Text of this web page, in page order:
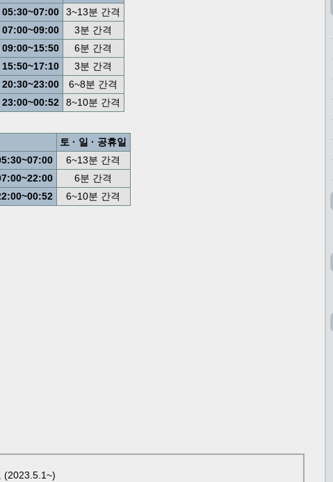
05:30~07:00
3~13분 간격
07:00~09:00
3분 간격
09:00~15:50
6분 간격
15:50~17:10
3분 간격
20:30~23:00
6~8분 간격
23:00~00:52
8~10분 간격
토 · 일 · 공휴일
6~13분 간격
6분 간격
6~10분 간격
(2023.5.1~)